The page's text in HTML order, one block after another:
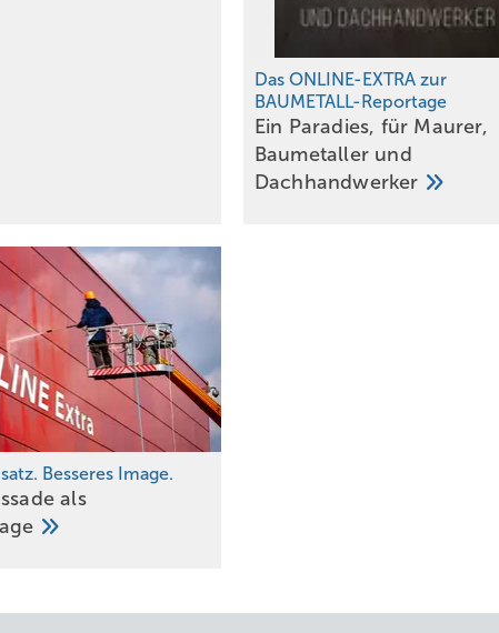
Das ONLINE-EXTRA zur
BAUMETALL-Reportage
Ein Paradies, für Maurer,
Baumetaller und
Dachhandwerker
Besseres Image.
als